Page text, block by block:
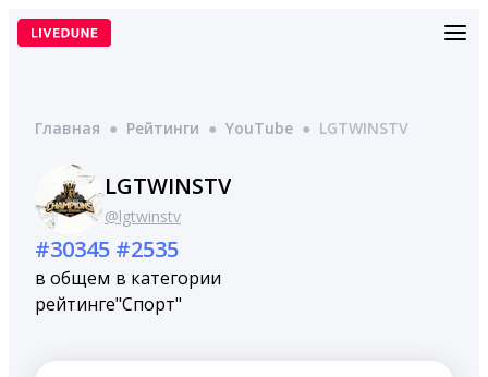
Перейти
Главная ● Рейтинги ● YouTube ● LGTWINSTV
LGTWINSTV
@lgtwinstv
#30345
в общем
рейтинге
#2535
в категории
"Спорт"